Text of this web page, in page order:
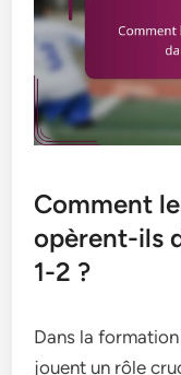
Comment
opèrent-ils
1-2 ?
Dans la
jouent un rôle